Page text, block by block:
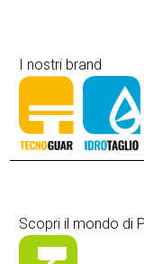
I nostri brand
Scopri il mondo di